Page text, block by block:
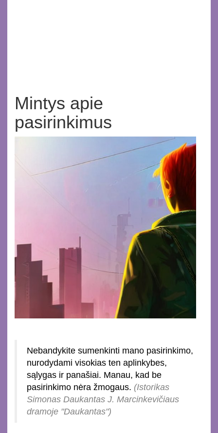
Mintys apie
pasirinkimus
Nebandykite sumenkinti mano pasirinkimo,
nurodydami visokias ten aplinkybes,
sąlygas ir panašiai. Manau, kad be
pasirinkimo nėra žmogaus. (Istorikas
Simonas Daukantas J. Marcinkevičiaus
dramoje "Daukantas")